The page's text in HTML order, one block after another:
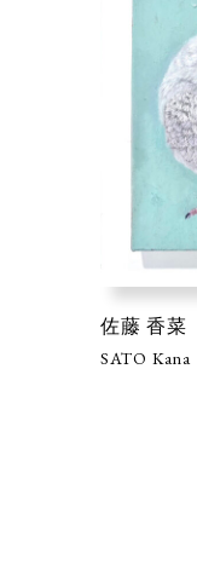
佐藤 香菜
SATO Kana